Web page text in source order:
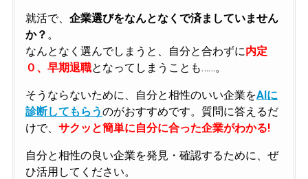
就活で、 企業選びをなんとなくで済ましていません
か？ 。
なんとなく選んでしまうと、自分と合わずに内定
０、早期退職となってしまうことも……。
そうならないために、自分と相性のいい企業をAIに
診断してもらうのがおすすめです。質問に答えるだ
けで、 サクッと簡単に自分に合った企業がわかる!
自分と相性の良い企業を発見・確認するために、ぜ
ひ活用してください。